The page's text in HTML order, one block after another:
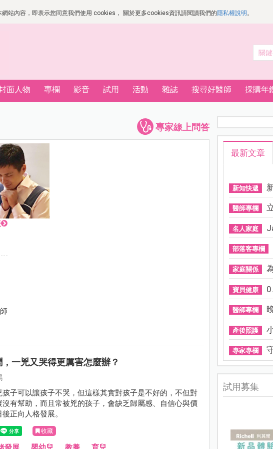
站內容，即表示您同意我們使用 cookies， 關於更多cookies資訊請閱讀我們的隱私權說明 。
面人物 專欄 影音 試用 活動 雜誌 搜尋好醫師 採購年
專家線上問答
一兇又哭得更厲害怎麼辦？
孩子可以讓孩子不哭，但這樣其實對孩子是不好的，不但對
沒有幫助，而且常被兇的孩子，會缺乏歸屬感、自信心與價
正向人格發展。
收藏
最新文章
新知快遞
醫師專欄
名人家庭
部落客專欄
家庭關係
寶貝健康
醫師專欄
產後照護
專家專欄
試用募集